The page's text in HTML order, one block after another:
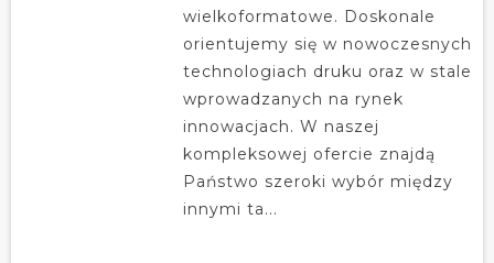
wielkoformatowe. Doskonale
orientujemy się w nowoczesnych
technologiach druku oraz w stale
wprowadzanych na rynek
innowacjach. W naszej
kompleksowej ofercie znajdą
Państwo szeroki wybór między
innymi ta...